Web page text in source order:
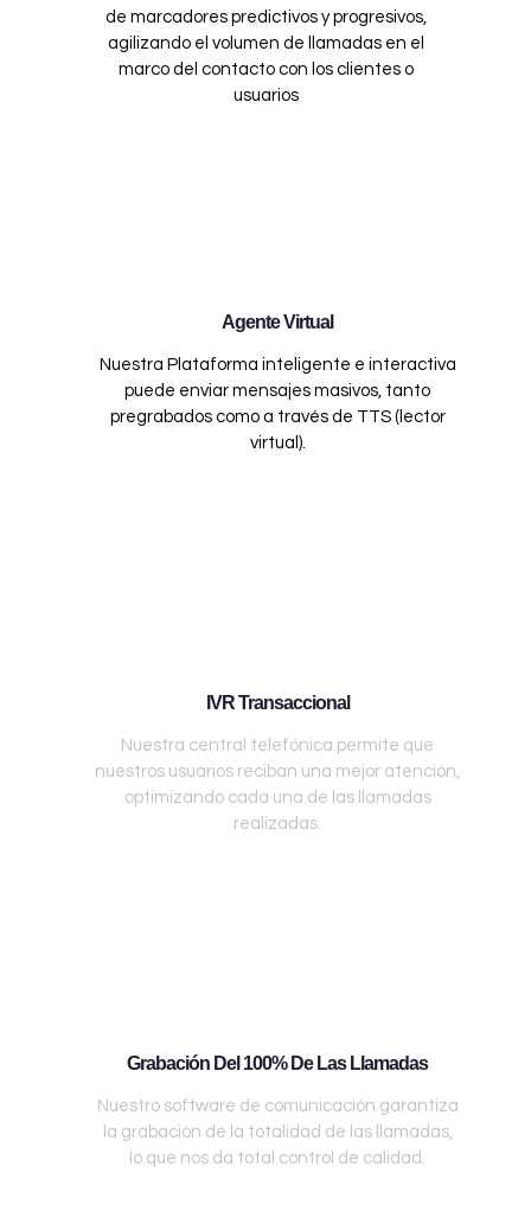
de marcadores predictivos y progresivos,
agilizando el volumen de llamadas en el
marco del contacto con los clientes o
usuarios
Agente Virtual
Nuestra Plataforma inteligente e interactiva
puede enviar mensajes masivos, tanto
pregrabados como a través de TTS (lector
virtual).
IVR Transaccional
Nuestra central telefónica permite que
nuestros usuarios reciban una mejor atención,
optimizando cada una de las llamadas
realizadas.
Grabación Del 100% De Las Llamadas
Nuestro software de comunicación garantiza
la grabación de la totalidad de las llamadas,
lo que nos da total control de calidad.